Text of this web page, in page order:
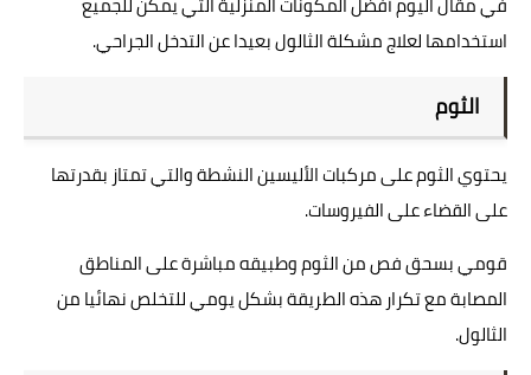
استخدامها لعلاج مشكلة الثالول بعيدا عن التدخل الجراحي.
الثوم
يحتوي الثوم على مركبات الأليسين النشطة والتي تمتاز بقدرتها
على القضاء على الفيروسات.
قومي بسحق فص من الثوم وطبيقه مباشرة على المناطق
المصابة مع تكرار هذه الطريقة بشكل يومي للتخلص نهائيا من
الثالول.